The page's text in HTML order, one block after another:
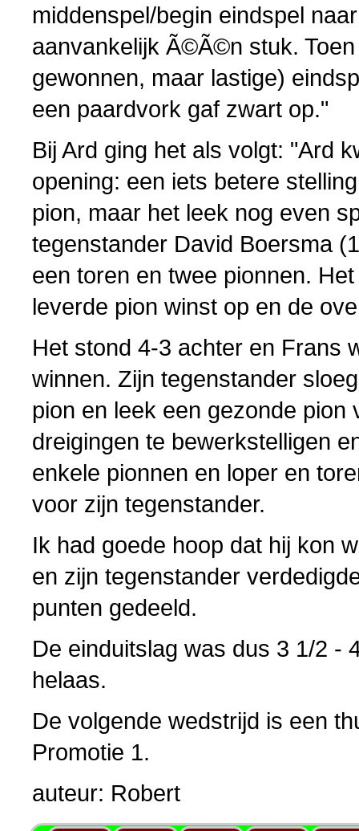
middenspel/begin eindspel
aanvankelijk Ã©Ã©n stuk.
gewonnen, maar lastige)
een paardvork gaf zwart op."
Bij Ard ging het als volgt: "Ard
opening: een iets betere
pion, maar het leek nog even
tegenstander David Boersma
een toren en twee pionnen.
leverde pion winst op en de
Het stond 4-3 achter en Frans
winnen. Zijn tegenstander
pion en leek een gezonde
dreigingen te bewerkstelligen
enkele pionnen en loper en
voor zijn tegenstander.
Ik had goede hoop dat hij kon
en zijn tegenstander
punten gedeeld.
De einduitslag was dus 3 1/2 -
helaas.
De volgende wedstrijd is een
Promotie 1.
auteur: Robert